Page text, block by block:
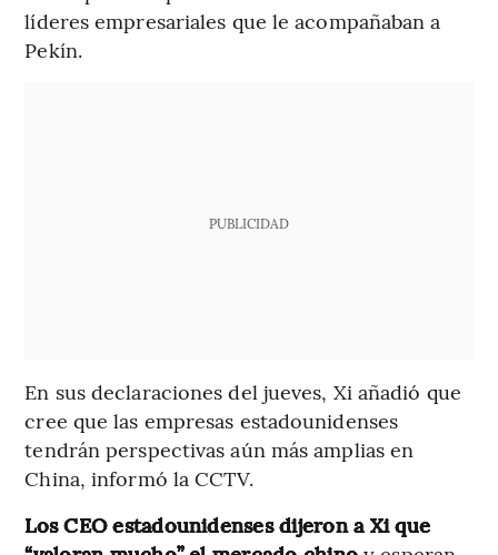
líderes empresariales que le acompañaban a
Pekín.
PUBLICIDAD
En sus declaraciones del jueves, Xi añadió que
cree que las empresas estadounidenses
tendrán perspectivas aún más amplias en
China, informó la CCTV.
Los CEO estadounidenses dijeron a Xi que